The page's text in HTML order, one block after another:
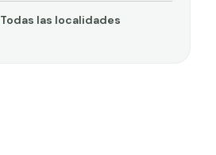
Todas las localidades